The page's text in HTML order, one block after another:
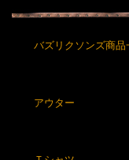
バズリクソンズ商品
アウター